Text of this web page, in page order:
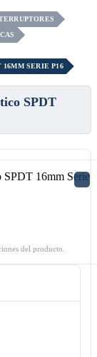
SERIE P16
SPDT
del producto.